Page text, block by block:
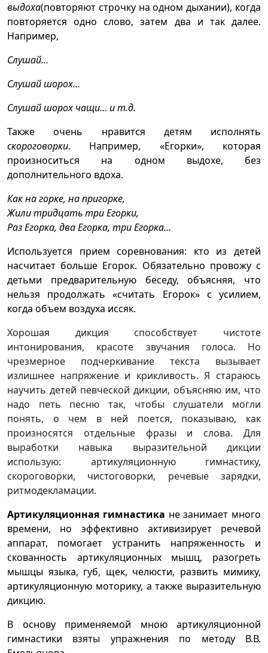
выдоха(повторяют строчку на одном дыхании), когда
повторяется одно слово, затем два и так далее.
Например,
Слушай…
Слушай шорох…
Слушай шорох чащи… и т.д.
Также очень нравится детям исполнять
скороговорки. Например, «Егорки», которая
произноситься на одном выдохе, без
дополнительного вдоха.
Как на горке, на пригорке,
Жили тридцать три Егорки,
Раз Егорка, два Егорка, три Егорка…
Используется прием соревнования: кто из детей
насчитает больше Егорок. Обязательно провожу с
детьми предварительную беседу, объясняя, что
нельзя продолжать «считать Егорок» с усилием,
когда объем воздуха иссяк.
Хорошая дикция способствует чистоте
интонирования, красоте звучания голоса. Но
чрезмерное подчеркивание текста вызывает
излишнее напряжение и крикливость. Я стараюсь
научить детей певческой дикции, объясняю им, что
надо петь песню так, чтобы слушатели могли
понять, о чем в ней поется, показываю, как
произносятся отдельные фразы и слова. Для
выработки навыка выразительной дикции
использую: артикуляционную гимнастику,
скороговорки, чистоговорки, речевые зарядки,
ритмодекламации.
Артикуляционная гимнастика не занимает много
времени, но эффективно активизирует речевой
аппарат, помогает устранить напряженность и
скованность артикуляционных мышц, разогреть
мышцы языка, губ, щек, челюсти, развить мимику,
артикуляционную моторику, а также выразительную
дикцию.
В основу применяемой мною артикуляционной
гимнастики взяты упражнения по методу В.В.